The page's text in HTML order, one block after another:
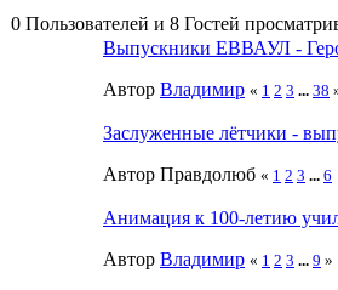
0 Пользователей и 8 Гостей
Выпускники ЕВВАУЛ -
Автор Влaдимир « 1 2 3 ... 38
Заслуженные лётчики -
Автор Правдолюб « 1 2 3 ... 6
Анимация к 100-летию
Автор Влaдимир « 1 2 3 ... 9 »